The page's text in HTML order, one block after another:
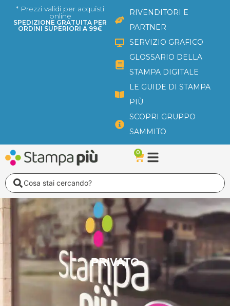
* Prezzi validi per acquisti
online
SPEDIZIONE GRATUITA PER
ORDINI SUPERIORI A 99€
RIVENDITORI E
PARTNER
SERVIZIO GRAFICO
GLOSSARIO DELLA
STAMPA DIGITALE
LE GUIDE DI STAMPA
PIÙ
SCOPRI GRUPPO
SAMMITO
0
Carrello
Search
...
PRIVATO